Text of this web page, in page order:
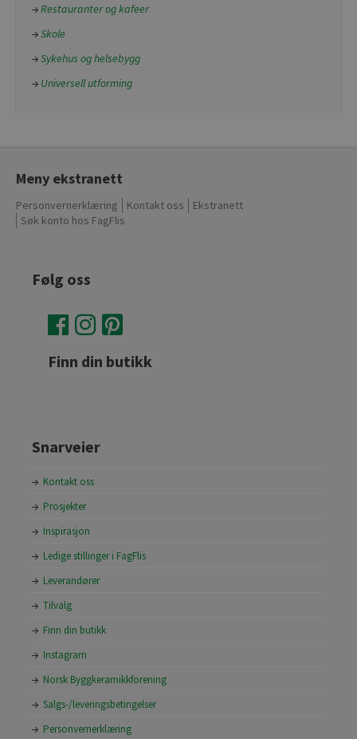
Restauranter og kafeer
Skole
Sykehus og helsebygg
Universell utforming
Meny ekstranett
Personvernerklæring Kontakt oss
Ekstranett
Søk konto hos FagFlis
Følg oss
Finn din butikk
Snarveier
Kontakt oss
Prosjekter
Inspirasjon
Ledige stillinger i FagFlis
Leverandører
Tilvalg
Finn din butikk
Instagram
Norsk Byggkeramikkforening
Salgs-/leveringsbetingelser
Personvernerklæring